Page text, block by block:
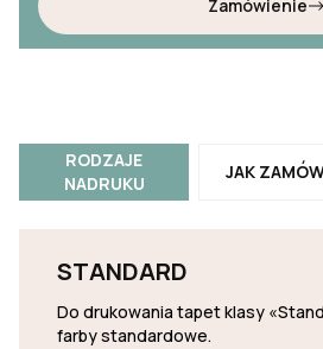
Zamówienie
RODZAJE
NADRUKU
JAK
STANDARD
Do drukowania tapet klasy
farby standardowe.